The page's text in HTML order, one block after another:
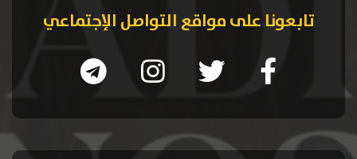
تابعونا على مواقع التواصل الإجتماعي